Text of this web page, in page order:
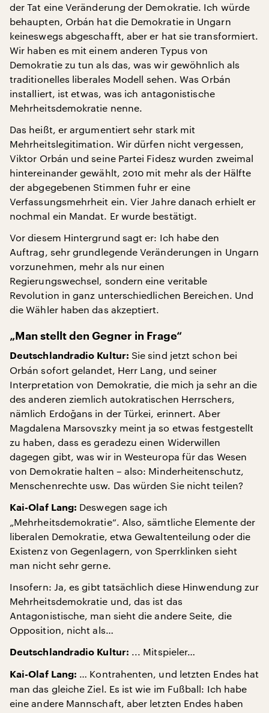
der Tat eine Veränderung der Demokratie. Ich würde
behaupten, Orbán hat die Demokratie in Ungarn
keineswegs abgeschafft, aber er hat sie transformiert.
Wir haben es mit einem anderen Typus von
Demokratie zu tun als das, was wir gewöhnlich als
traditionelles liberales Modell sehen. Was Orbán
installiert, ist etwas, was ich antagonistische
Mehrheitsdemokratie nenne.
Das heißt, er argumentiert sehr stark mit
Mehrheitslegitimation. Wir dürfen nicht vergessen,
Viktor Orbán und seine Partei Fidesz wurden zweimal
hintereinander gewählt, 2010 mit mehr als der Hälfte
der abgegebenen Stimmen fuhr er eine
Verfassungsmehrheit ein. Vier Jahre danach erhielt er
nochmal ein Mandat. Er wurde bestätigt.
Vor diesem Hintergrund sagt er: Ich habe den
Auftrag, sehr grundlegende Veränderungen in Ungarn
vorzunehmen, mehr als nur einen
Regierungswechsel, sondern eine veritable
Revolution in ganz unterschiedlichen Bereichen. Und
die Wähler haben das akzeptiert.
„Man stellt den Gegner in Frage“
Deutschlandradio Kultur: Sie sind jetzt schon bei
Orbán sofort gelandet, Herr Lang, und seiner
Interpretation von Demokratie, die mich ja sehr an die
des anderen ziemlich autokratischen Herrschers,
nämlich Erdoğans in der Türkei, erinnert. Aber
Magdalena Marsovszky meint ja so etwas festgestellt
zu haben, dass es geradezu einen Widerwillen
dagegen gibt, was wir in Westeuropa für das Wesen
von Demokratie halten – also: Minderheitenschutz,
Menschenrechte usw. Das würden Sie nicht teilen?
Kai-Olaf Lang: Deswegen sage ich
„Mehrheitsdemokratie“. Also, sämtliche Elemente der
liberalen Demokratie, etwa Gewaltenteilung oder die
Existenz von Gegenlagern, von Sperrklinken sieht
man nicht sehr gerne.
Insofern: Ja, es gibt tatsächlich diese Hinwendung zur
Mehrheitsdemokratie und, das ist das
Antagonistische, man sieht die andere Seite, die
Opposition, nicht als…
Deutschlandradio Kultur: ... Mitspieler…
Kai-Olaf Lang: … Kontrahenten, und letzten Endes hat
man das gleiche Ziel. Es ist wie im Fußball: Ich habe
eine andere Mannschaft, aber letzten Endes haben